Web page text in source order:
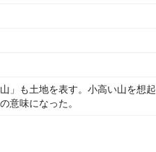
」も土地を表す。小高い山を想
意味になった。